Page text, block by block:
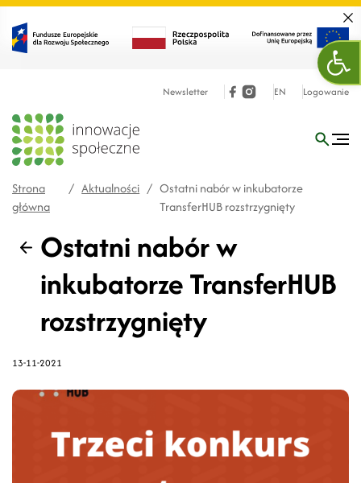
Newsletter EN Logowanie
Strona
główna
/ Aktualności / Ostatni nabór w inkubatorze
TransferHUB rozstrzygnięty
Wstecz
Ostatni nabór w
inkubatorze TransferHUB
rozstrzygnięty
13-11-2021